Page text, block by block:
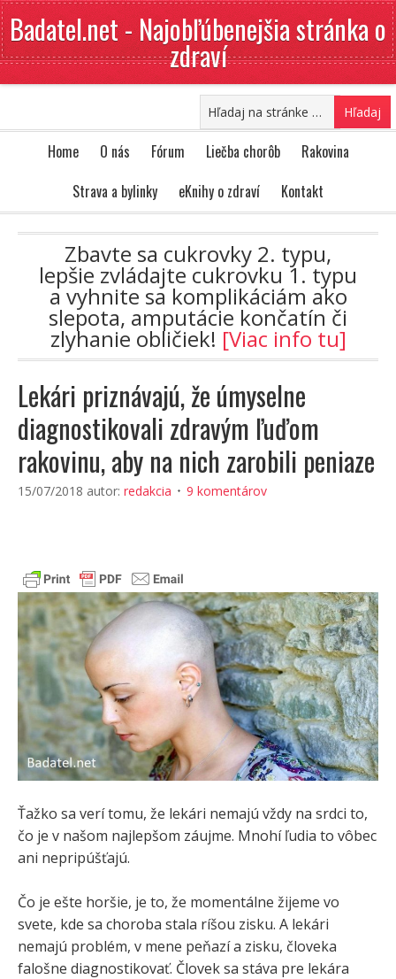
Badatel.net - Najobľúbenejšia stránka o
zdraví
Home O nás Fórum Liečba chorôb
Rakovina
Strava a bylinky
eKnihy o zdraví Kontakt
Zbavte sa cukrovky 2. typu,
lepšie zvládajte cukrovku 1. typu
a vyhnite sa komplikáciám ako
slepota, amputácie končatín či
zlyhanie obličiek! [Viac info tu]
Lekári priznávajú, že úmyselne
diagnostikovali zdravým ľuďom
rakovinu, aby na nich zarobili peniaze
15/07/2018 autor: redakcia 9 komentárov
Ťažko sa verí tomu, že lekári nemajú vždy na srdci to,
čo je v našom najlepšom záujme. Mnohí ľudia to vôbec
ani nepripúšťajú.
Čo je ešte horšie, je to, že momentálne žijeme vo
svete, kde sa choroba stala ríšou zisku. A lekári
nemajú problém, v mene peňazí a zisku, človeka
falošne diagnostikovať. Človek sa stáva pre lekára